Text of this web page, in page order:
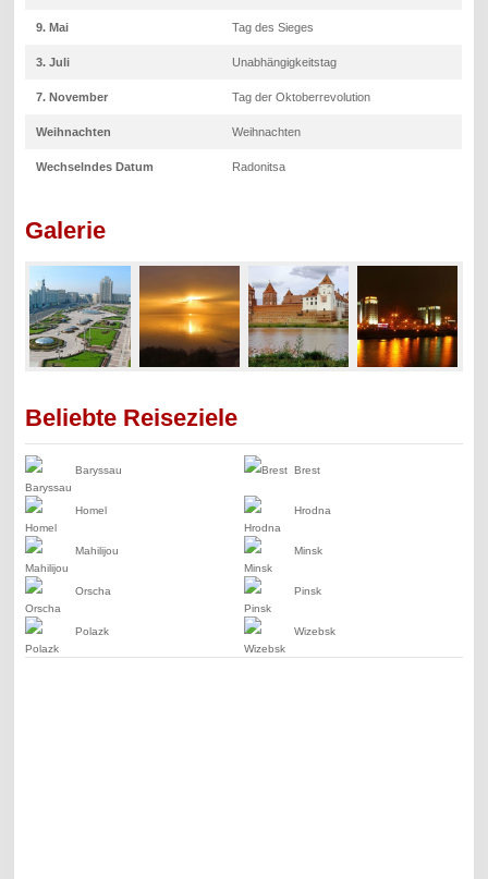
9. Mai Tag des Sieges
3. Juli Unabhängigkeitstag
7. November Tag der Oktoberrevolution
Weihnachten Weihnachten
Wechselndes Datum Radonitsa
Galerie
Beliebte Reiseziele
Baryssau Brest
Homel Hrodna
Mahilijou Minsk
Orscha Pinsk
Polazk Wizebsk